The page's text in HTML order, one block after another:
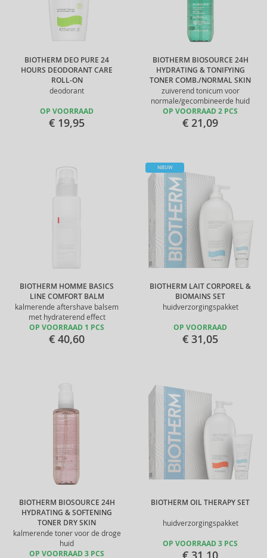
BIOTHERM DEO PURE 24
HOURS DEODORANT CARE
ROLL-ON
deodorant
OP VOORRAAD
€ 19,95
BIOTHERM BIOSOURCE 24H
HYDRATING & TONIFYING
TONER COMB./NORMAL SKIN
zuiverend tonicum voor
normale/gecombineerde huid
OP VOORRAAD 2 PCS
€ 21,09
BIOTHERM HOMME BASICS
LINE COMFORT BALM
kalmerende aftershave balsem
met hydraterend effect
OP VOORRAAD 1 PCS
€ 40,60
BIOTHERM LAIT CORPOREL &
BIOMAINS SET
huidverzorgingspakket
NIEUW
OP VOORRAAD
€ 31,05
BIOTHERM BIOSOURCE 24H
HYDRATING & SOFTENING
TONER DRY SKIN
kalmerende toner voor de droge
huid
OP VOORRAAD 3 PCS
BIOTHERM OIL THERAPY SET
huidverzorgingspakket
OP VOORRAAD 3 PCS